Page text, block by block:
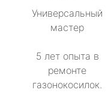
Универсальный
мастер
5 лет опыта в
ремонте
газонокосилок.